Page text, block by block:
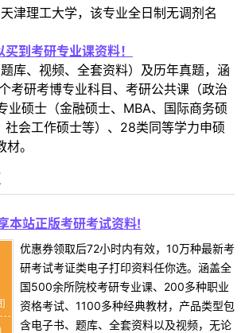
津理工大学，该专业全日制无调剂名
到考研专业课资料！
库、视频、全套资料）及历年真题，涵
考研考博专业科目、考研公共课（政治
业硕士（金融硕士、MBA、国际商务硕
社会工作硕士等）、28类同等学力申硕
。
本站正版考研考试资料!
优惠券领取后72小时内有效，10万种最新考
研考试考证类电子打印资料任你选。涵盖全
国500余所院校考研专业课、200多种职业
资格考试、1100多种经典教材，产品类型包
含电子书、题库、全套资料以及视频，无论